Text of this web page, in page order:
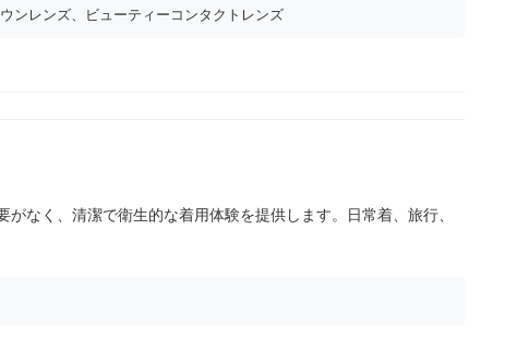
ンレンズ、ビューティーコンタクトレンズ
なく、清潔で衛生的な着用体験を提供します。日常着、旅行、